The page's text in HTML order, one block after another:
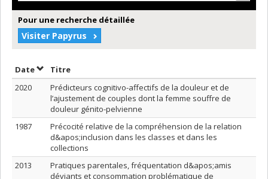
Pour une recherche détaillée
Visiter Papyrus
DateTrier par date en ordre décroissant
Titre
2020
Prédicteurs cognitivo-affectifs de la douleur et de
l’ajustement de couples dont la femme souffre de
douleur génito-pelvienne
1987
Précocité relative de la compréhension de la relation
d&apos;inclusion dans les classes et dans les
collections
2013
Pratiques parentales, fréquentation d&apos;amis
déviants et consommation problématique de